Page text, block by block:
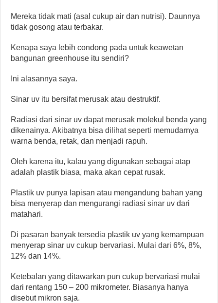
Mereka tidak mati (asal cukup air dan nutrisi). Daunnya
tidak gosong atau terbakar.
Kenapa saya lebih condong pada untuk keawetan
bangunan greenhouse itu sendiri?
Ini alasannya saya.
Sinar uv itu bersifat merusak atau destruktif.
Radiasi dari sinar uv dapat merusak molekul benda yang
dikenainya. Akibatnya bisa dilihat seperti memudarnya
warna benda, retak, dan menjadi rapuh.
Oleh karena itu, kalau yang digunakan sebagai atap
adalah plastik biasa, maka akan cepat rusak.
Plastik uv punya lapisan atau mengandung bahan yang
bisa menyerap dan mengurangi radiasi sinar uv dari
matahari.
Di pasaran banyak tersedia plastik uv yang kemampuan
menyerap sinar uv cukup bervariasi. Mulai dari 6%, 8%,
12% dan 14%.
Ketebalan yang ditawarkan pun cukup bervariasi mulai
dari rentang 150 – 200 mikrometer. Biasanya hanya
disebut mikron saja.